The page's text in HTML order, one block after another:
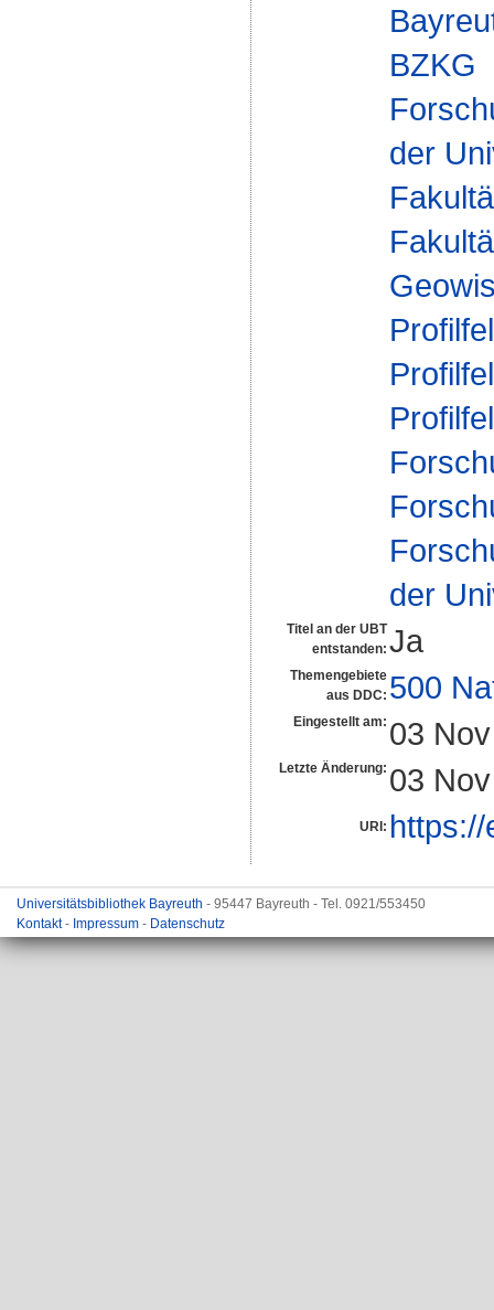
BZKG
der
der
Titel an der UBT
entstanden: Ja
Themengebiete
aus DDC: 500
Eingestellt am: 03
Letzte Änderung: 03
URI:
Universitätsbibliothek Bayreuth - 95447 Bayreuth - Tel. 0921/553450
Kontakt- Impressum - Datenschutz